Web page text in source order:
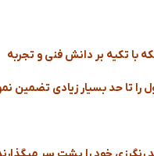
با تکیه بر دانش فنی و تجربه
را تا حد بسیار زیادی تضمین